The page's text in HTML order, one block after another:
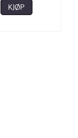
KJØP